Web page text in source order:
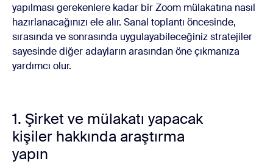
yapılması gerekenlere kadar bir Zoom mülakatına nasıl
hazırlanacağınızı ele alır. Sanal toplantı öncesinde,
sırasında ve sonrasında uygulayabileceğiniz stratejiler
sayesinde diğer adayların arasından öne çıkmanıza
yardımcı olur.
1. Şirket ve mülakatı yapacak
kişiler hakkında araştırma
yapın